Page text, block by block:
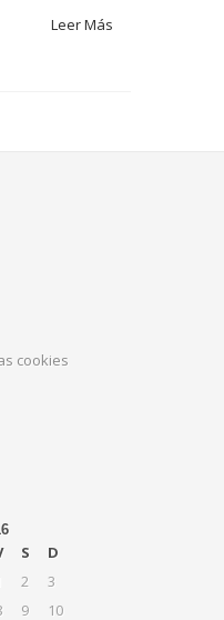
Leer Más
cookies
S
D
2
3
9 10